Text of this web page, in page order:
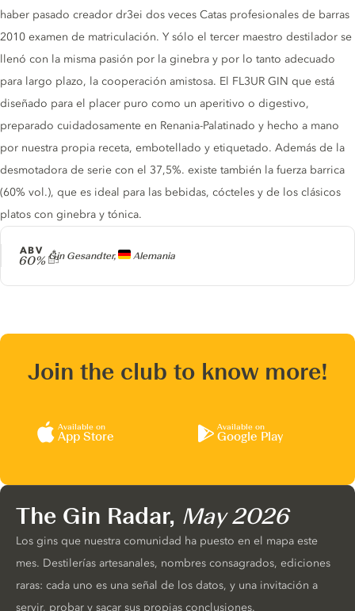
Producer
Gin Gesandter, Alemania
ABV
60%
haber pasado creador dr3ei dos veces Catas profesionales de barras
2010 examen de matriculación. Y sólo el tercer maestro destilador se
llenó con la misma pasión por la ginebra y por lo tanto adecuado
para largo plazo, la cooperación amistosa. El FL3UR GIN que está
diseñado para el placer puro como un aperitivo o digestivo,
preparado cuidadosamente en Renania-Palatinado y hecho a mano
por nuestra propia receta, embotellado y etiquetado. Además de la
desmotadora de serie con el 37,5%. existe también la fuerza barrica
(60% vol.), que es ideal para las bebidas, cócteles y de los clásicos
platos con ginebra y tónica.
Join the club to know more!
Available on
App Store
Available on
Google Play
The Gin Radar, May 2026
Los gins que nuestra comunidad ha puesto en el mapa este
mes. Destilerías artesanales, nombres consagrados, ediciones
raras: cada uno es una señal de los datos, y una invitación a
servir, probar y sacar sus propias conclusiones.